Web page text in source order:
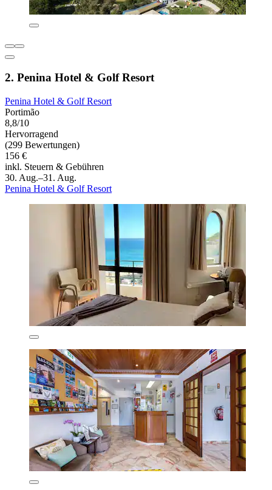
2. Penina Hotel & Golf Resort
Penina Hotel & Golf Resort
Portimão
8,8/10
Hervorragend
(299 Bewertungen)
156 €
inkl. Steuern & Gebühren
30. Aug.–31. Aug.
Penina Hotel & Golf Resort